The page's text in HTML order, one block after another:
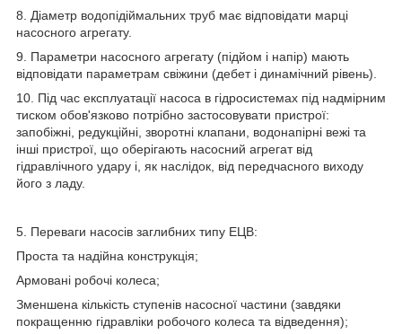
8. Діаметр водопідіймальних труб має відповідати марці
насосного агрегату.
9. Параметри насосного агрегату (підйом і напір) мають
відповідати параметрам свіжини (дебет і динамічний рівень).
10. Під час експлуатації насоса в гідросистемах під надмірним
тиском обов'язково потрібно застосовувати пристрої:
запобіжні, редукційні, зворотні клапани, водонапірні вежі та
інші пристрої, що оберігають насосний агрегат від
гідравлічного удару і, як наслідок, від передчасного виходу
його з ладу.
5. Переваги насосів заглибних типу ЕЦВ:
Проста та надійна конструкція;
Армовані робочі колеса;
Зменшена кількість ступенів насосної частини (завдяки
покращенню гідравліки робочого колеса та відведення);